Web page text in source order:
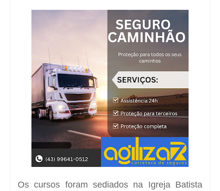
Os cursos foram sediados na Igreja Batista